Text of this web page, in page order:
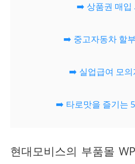
➡️ 상품권 매입
➡️ 중고자동차 할
➡️ 실업급여 모의
➡️ 타로맛을 즐기는
현대모비스의 부품몰